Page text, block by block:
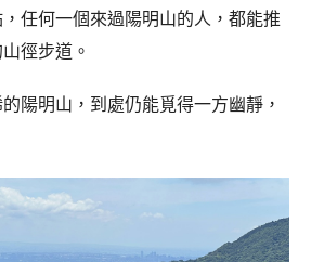
任何一個來過陽明山的人，都能推
徑步道。
陽明山，到處仍能覓得一方幽靜，